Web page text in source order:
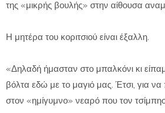
της «μικρής βουλής» στην αίθουσα
Η μητέρα του κοριτσιού είναι έξαλλη.
«Δηλαδή ήμασταν στο μπαλκόνι κι
βόλτα εδώ με το μαγιό μας. Έτσι, για
στον «ημίγυμνο» νεαρό που τον